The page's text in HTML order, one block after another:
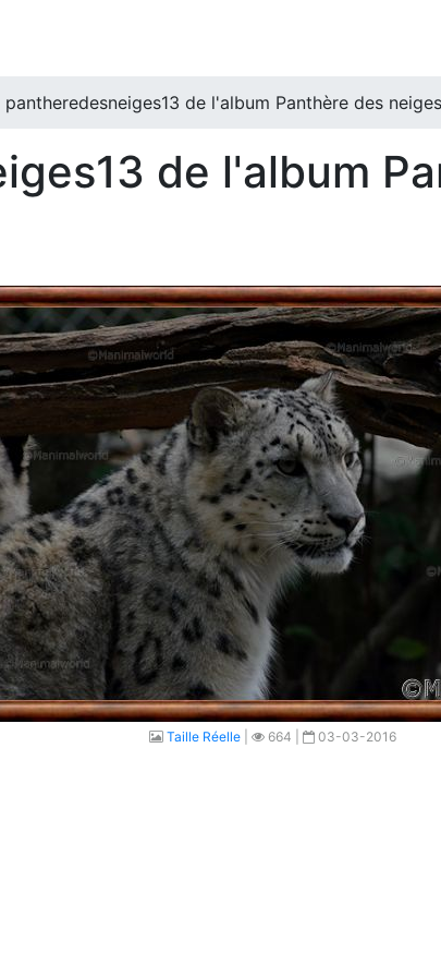
pantheredesneiges13 de l'album Panthère des neiges
de l'album
Taille Réelle| 664 | 03-03-2016